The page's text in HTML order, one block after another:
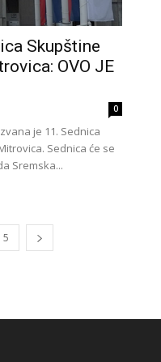
Skupštine
OVO JE
0
je 11. Sednica
Sednica će se
Sremska...
5